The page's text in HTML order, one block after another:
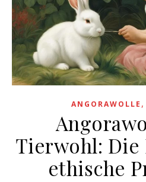
ANGORAWOLLE ,
Tierwohl: Die
ethische